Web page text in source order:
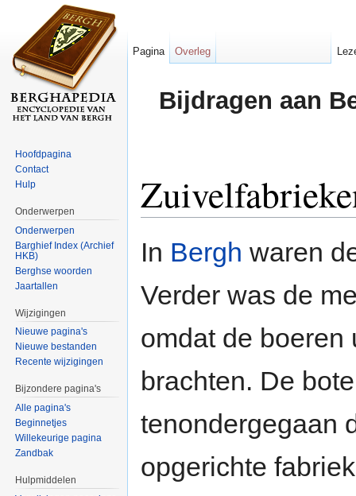
Bijdragen aan
In Bergh waren
Verder was de
omdat de
brachten. De
tenondergegaan
opgerichte
Pagina Overleg
Hoofdpagina
Contact
Hulp
Onderwerpen
Onderwerpen
Barghief Index (Archief
HKB)
Berghse woorden
Jaartallen
Wijzigingen
Nieuwe pagina's
Nieuwe bestanden
Recente wijzigingen
Bijzondere pagina's
Alle pagina's
Beginnetjes
Willekeurige pagina
Zandbak
Hulpmiddelen